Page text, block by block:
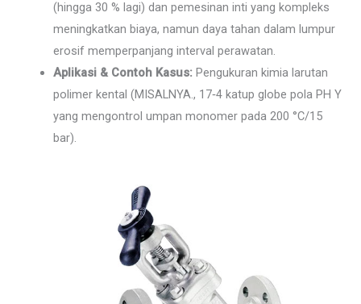
(hingga 30 % lagi) dan pemesinan inti yang kompleks
meningkatkan biaya, namun daya tahan dalam lumpur
erosif memperpanjang interval perawatan.
Aplikasi & Contoh Kasus: Pengukuran kimia larutan
polimer kental (MISALNYA., 17‑4 katup globe pola PH Y
yang mengontrol umpan monomer pada 200 °C/15
bar).